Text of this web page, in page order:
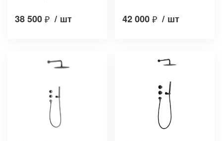
38 500₽ / шт 42 000₽ / шт